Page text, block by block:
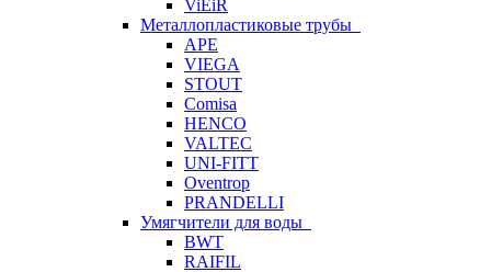
ViEiR
Металлопластиковые трубы
APE
VIEGA
STOUT
Comisa
HENCO
VALTEC
UNI-FITT
Oventrop
PRANDELLI
Умягчители для воды
BWT
RAIFIL